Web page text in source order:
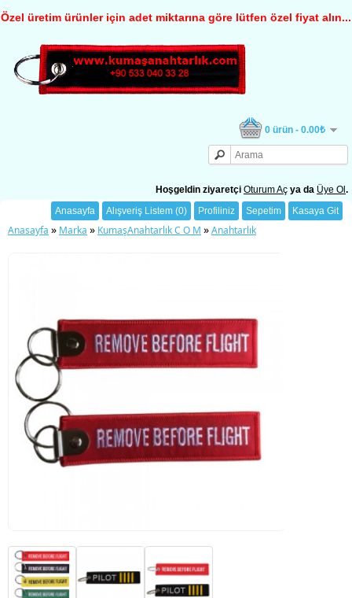
Özel üretim ürünler için adet miktarına göre lütfen özel fiyat alın...
0 ürün - 0.00₺
Hoşgeldin ziyaretçi Oturum Aç ya da Üye Ol .
Anasayfa
Alışveriş Listem (0) Profiliniz Sepetim Kasaya Git
Anasayfa » Marka » KumaşAnahtarlık C O M »Anahtarlık